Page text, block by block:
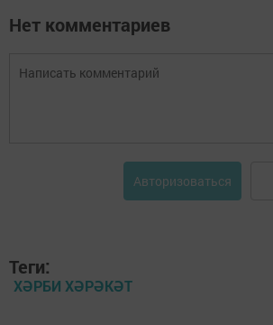
Нет комментариев
Авторизоваться
Теги:
ХӘРБИ ХӘРӘКӘТ